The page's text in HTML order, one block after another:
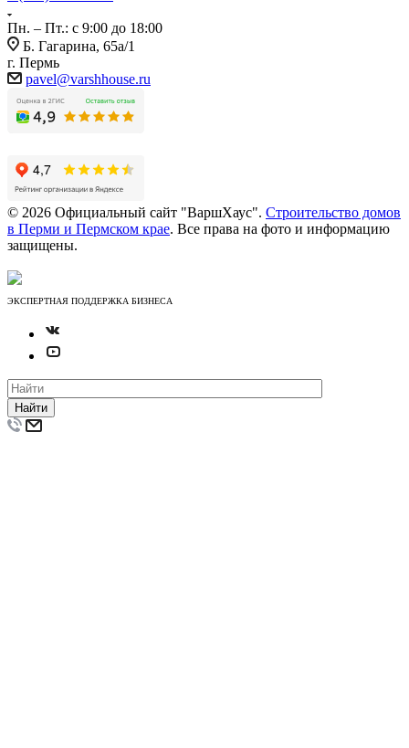
Пн. – Пт.: с 9:00 до 18:00
Б. Гагарина, 65а/1
г. Пермь
pavel@varshhouse.ru
© 2026 Официальный сайт "ВаршХаус". Строительство домов
в Перми и Пермском крае. Все права на фото и информацию
защищены.
ЭКСПЕРТНАЯ ПОДДЕРЖКА БИЗНЕСА
Найти